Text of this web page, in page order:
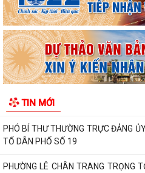
TIN MỚI
PHƯỜNG LÊ CHÂN TRANG TRỌNG
HỌA DA CAM VIỆT NAM VÀ TRAO
PHƯỜNG LÊ CHÂN SƠ KẾT CÔNG
TRIỂN KHAI NHIỆM VỤ THÁNG 8
PHÓ BÍ THƯ THƯỜNG TRỰC ĐẢNG
NÂNG CAO CHẤT LƯỢNG ĐỘI NGŨ